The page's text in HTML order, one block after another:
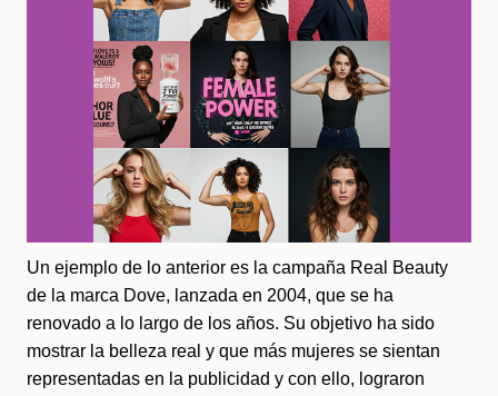
Un ejemplo de lo anterior es la campaña Real Beauty
de la marca Dove, lanzada en 2004, que se ha
renovado a lo largo de los años. Su objetivo ha sido
mostrar la belleza real y que más mujeres se sientan
representadas en la publicidad y con ello, lograron